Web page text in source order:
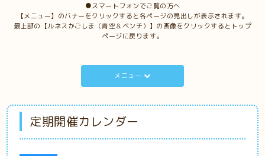
●スマートフォンでご覧の方へ
【メニュー】のバナーをクリックすると各ページの見出しが表示されます。
最上部の【ルネスかごしま（青空＆ベンチ）】の画像をクリックするとトップ
ページに戻ります。
メニュー
定期開催カレンダー